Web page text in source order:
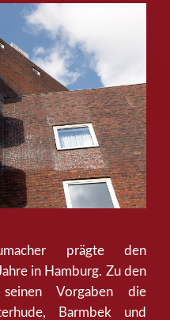
prägte den
in Hamburg. Zu den
Vorgaben die
Barmbek und